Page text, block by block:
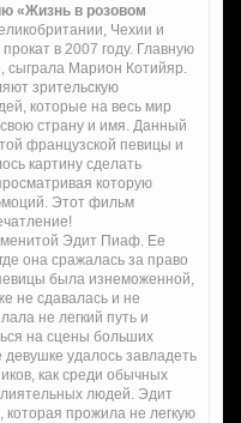
«Жизнь в розовом
Чехии и
в 2007 году. Главную
сыграла Марион Котийяр.
зрительскую
которые на весь мир
свою страну и имя. Данный
французской певицы и
картину сделать
которую
Этот фильм
Эдит Пиаф. Ее
она сражалась за право
была изнеможенной,
не сдавалась и не
не легкий путь и
на сцены больших
удалось завладеть
как среди обычных
людей. Эдит
прожила не легкую